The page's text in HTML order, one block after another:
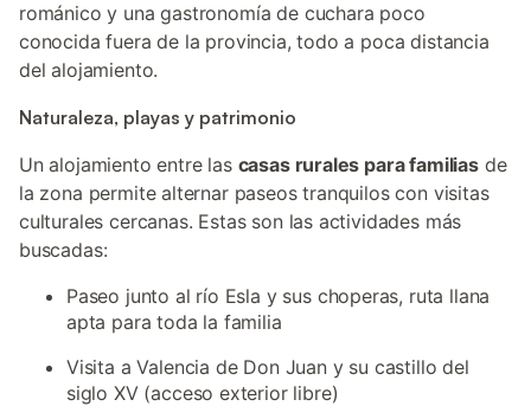
románico y una gastronomía de cuchara poco
conocida fuera de la provincia, todo a poca distancia
del alojamiento.
Naturaleza, playas y patrimonio
Un alojamiento entre las casas rurales para familiasde
la zona permite alternar paseos tranquilos con visitas
culturales cercanas. Estas son las actividades más
buscadas:
Paseo junto al río Esla y sus choperas, ruta llana
apta para toda la familia
Visita a Valencia de Don Juan y su castillo del
siglo XV (acceso exterior libre)